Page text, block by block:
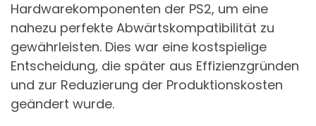
Hardwarekomponenten der PS2, um eine
nahezu perfekte Abwärtskompatibilität zu
gewährleisten. Dies war eine kostspielige
Entscheidung, die später aus Effizienzgründen
und zur Reduzierung der Produktionskosten
geändert wurde.